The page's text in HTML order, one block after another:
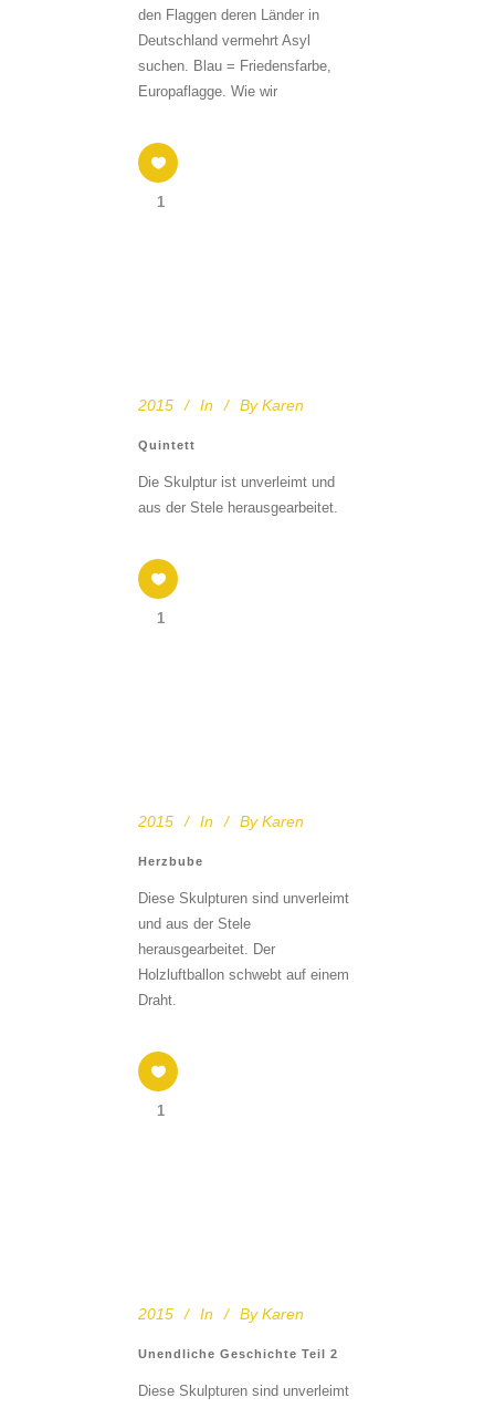
den Flaggen deren Länder in
Deutschland vermehrt Asyl
suchen. Blau = Friedensfarbe,
Europaflagge. Wie wir
1
2015 In By Karen
Quintett
Die Skulptur ist unverleimt und
aus der Stele herausgearbeitet.
1
2015 In By Karen
Herzbube
Diese Skulpturen sind unverleimt
und aus der Stele
herausgearbeitet. Der
Holzluftballon schwebt auf einem
Draht.
1
2015 In By Karen
Unendliche Geschichte Teil 2
Diese Skulpturen sind unverleimt